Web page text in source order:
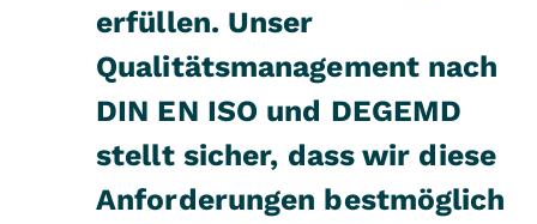
erfüllen. Unser
Qualitätsmanagement nach
DIN EN ISO und DEGEMD
stellt sicher, dass wir diese
Anforderungen bestmöglich